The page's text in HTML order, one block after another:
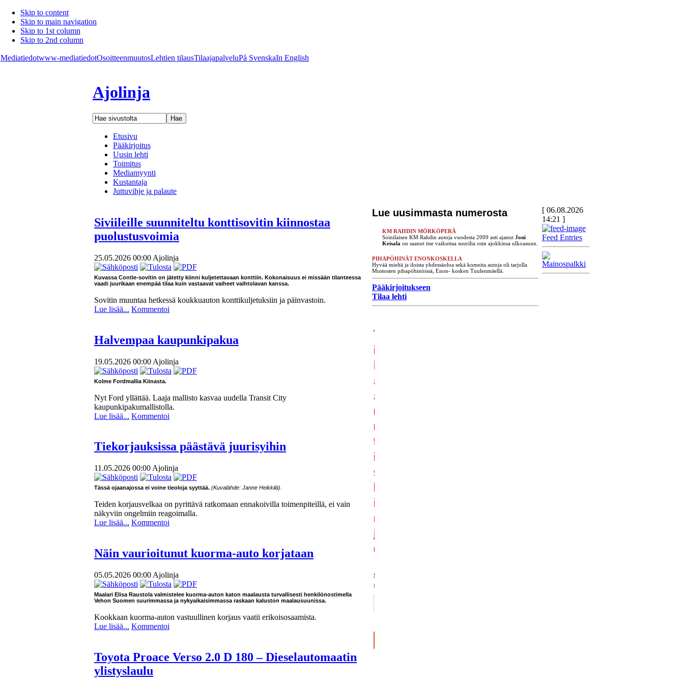
Skip to content
Skip to main navigation
Skip to 1st column
Skip to 2nd column
Mediatiedotwww-mediatiedotOsoitteenmuutosLehtien tilausTilaajapalveluPå SvenskaIn English
Ajolinja
Etusivu
Pääkirjoitus
Uusin lehti
Toimitus
Mediamyynti
Kustantaja
Juttuvihje ja palaute
Siviileille suunniteltu konttisovitin kiinnostaa
puolustusvoimia
25.05.2026 00:00 Ajolinja
Kuvassa Contle-sovitin on jätetty kiinni kuljetettavaan konttiin. Kokonaisuus ei missään tilanteessa
vaadi juurikaan enempää tilaa kuin vastaavat vaiheet vaihtolavan kanssa.
Sovitin muuntaa hetkessä koukkuauton konttikuljetuksiin ja päinvastoin.
Lue lisää... Kommentoi
Halvempaa kaupunkipakua
19.05.2026 00:00 Ajolinja
Kolme Fordmallia Kiinasta.
Nyt Ford yllättää. Laaja mallisto kasvaa uudella Transit City
kaupunkipakumallistolla.
Lue lisää... Kommentoi
Tiekorjauksissa päästävä juurisyihin
11.05.2026 00:00 Ajolinja
Tässä ojaanajossa ei voine tieoloja syyttää. (Kuvalähde: Janne Heikkilä).
Teiden korjausvelkaa on pyrittävä ratkomaan ennakoivilla toimenpiteillä, ei vain
näkyviin ongelmiin reagoimalla.
Lue lisää... Kommentoi
Näin vaurioitunut kuorma-auto korjataan
05.05.2026 00:00 Ajolinja
Maalari Elisa Raustola valmistelee kuorma-auton katon maalausta turvallisesti henkilönostimella
Vehon Suomen suurimmassa ja nykyaikaisimmassa raskaan kaluston maalausuunissa.
Kookkaan kuorma-auton vastuullinen korjaus vaatii erikoisosaamista.
Lue lisää... Kommentoi
Toyota Proace Verso 2.0 D 180 – Dieselautomaatin
ylistyslaulu
Lue uusimmasta numerosta
KM RAHDIN MÖRKÖPERÄ
Soinilaisen KM Rahdin autoja vuodesta 2009 asti ajanut Joni
Keisala on saanut itse vaikuttaa suurilta osin ajokkinsa ulkoasuun.
PIHAPÖHINÄT ENONKOSKELLA
Hyvää mieltä ja iloista yhdessäoloa sekä komeita autoja oli tarjolla
Mustosten pihapöhinöissä, Enon- kosken Tuulenmäellä.
Pääkirjoitukseen
Tilaa lehti
[ 06.08.2026
14:21 ]
Feed Entries